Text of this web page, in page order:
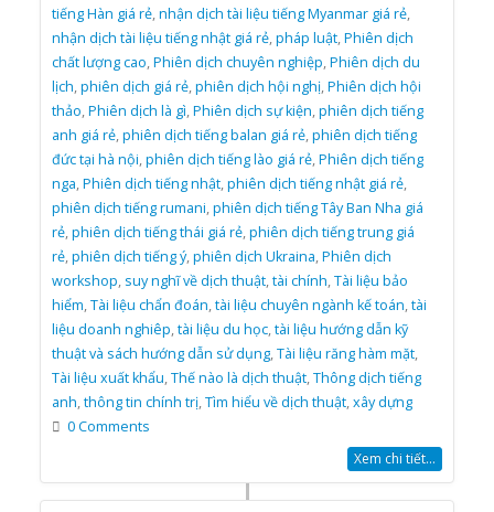
tiếng Hàn giá rẻ,nhận dịch tài liệu tiếng Myanmar giá rẻ,
nhận dịch tài liệu tiếng nhật giá rẻ,pháp luật,Phiên dịch
chất lượng cao,Phiên dịch chuyên nghiệp,Phiên dịch du
lịch,phiên dịch giá rẻ,phiên dịch hội nghị,Phiên dịch hội
thảo,Phiên dịch là gì,Phiên dịch sự kiện,phiên dịch tiếng
anh giá rẻ,phiên dịch tiếng balan giá rẻ,phiên dịch tiếng
đức tại hà nội,phiên dịch tiếng lào giá rẻ,Phiên dịch tiếng
nga,Phiên dịch tiếng nhật,phiên dịch tiếng nhật giá rẻ,
phiên dịch tiếng rumani,phiên dịch tiếng Tây Ban Nha giá
rẻ,phiên dịch tiếng thái giá rẻ,phiên dịch tiếng trung giá
rẻ,phiên dịch tiếng ý,phiên dịch Ukraina,Phiên dịch
workshop, suy nghĩ về dịch thuật,tài chính,Tài liệu bảo
hiểm,Tài liệu chẩn đoán,tài liệu chuyên ngành kế toán,tài
liệu doanh nghiêp,tài liệu du học,tài liệu hướng dẫn kỹ
thuật và sách hướng dẫn sử dụng,Tài liệu răng hàm mặt,
Tài liệu xuất khẩu,Thế nào là dịch thuật,Thông dịch tiếng
anh,thông tin chính trị,Tìm hiểu về dịch thuật,xây dựng
0 Comments
Xem chi tiết...